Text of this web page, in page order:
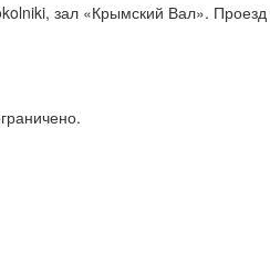
зал «Крымский Вал».